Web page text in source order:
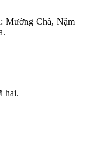
Mường Chà, Nậm
hai.